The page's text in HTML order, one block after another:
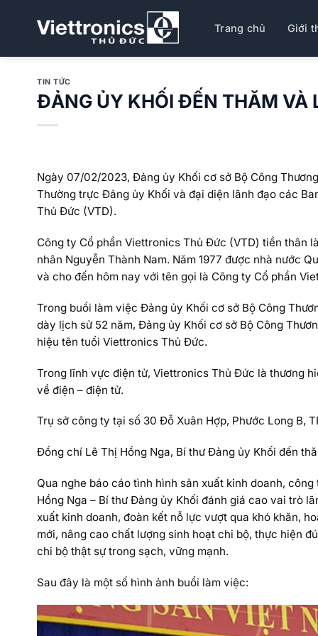
dung
Trang chủ Giới
TIN TỨC
ĐẢNG ỦY KHỐI ĐẾN THĂM VÀ
Ngày 07/02/2023, Đảng ủy Khối cơ sở Bộ Công
Thường trực Đảng ủy Khối và đại diện lãnh đạo các
Thủ Đức (VTD).
Công ty Cổ phần Viettronics Thủ Đức (VTD) tiền thân
nhân Nguyễn Thành Nam. Năm 1977 được nhà nước
và cho đến hôm nay với tên gọi là Công ty Cổ phần
Trong buổi làm việc Đảng ủy Khối cơ sở Bộ Công
dày lịch sử 52 năm, Đảng ủy Khối cơ sở Bộ Công
hiệu tên tuổi Viettronics Thủ Đức.
Trong lĩnh vực điện tử, Viettronics Thủ Đức là thương
về điện – điện tử.
Trụ sở công ty tại số 30 Đỗ Xuân Hợp, Phước Long B,
Đồng chí Lê Thị Hồng Nga, Bí thư Đảng ủy Khối đến
Qua nghe báo cáo tình hình sản xuất kinh doanh,
Hồng Nga – Bí thư Đảng ủy Khối đánh giá cao vai trò
xuất kinh doanh, đoàn kết nỗ lực vượt qua khó khăn,
mới, nâng cao chất lượng sinh hoạt chi bộ, thực hiện
chi bộ thật sự trong sạch, vững mạnh.
Sau đây là một số hình ảnh buổi làm việc: